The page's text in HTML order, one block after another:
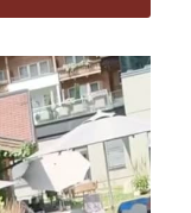
Drinks